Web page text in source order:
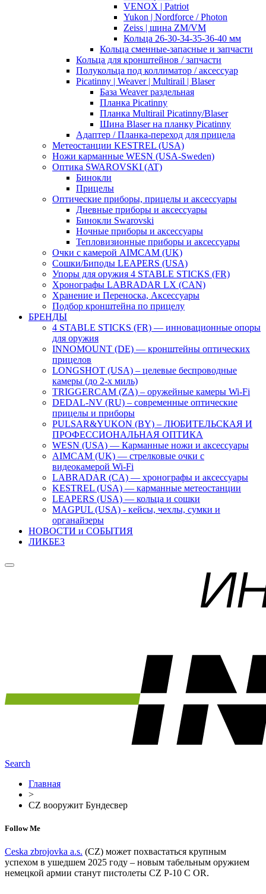
VENOX | Patriot
Yukon | Nordforce / Photon
Zeiss | шина ZM/VM
Кольца 26-30-34-35-36-40 мм
Кольца сменные-запасные и запчасти
Кольца для кронштейнов / запчасти
Полукольца под коллиматор / аксессуар
Picatinny | Weaver | Multirail | Blaser
База Weaver раздельная
Планка Picatinny
Планка Multirail Picatinny/Blaser
Шина Blaser на планку Picatinny
Адаптер / Планка-переход для прицела
Метеостанции KESTREL (USA)
Ножи карманные WESN (USA-Sweden)
Оптика SWAROVSKI (AT)
Бинокли
Прицелы
Оптические приборы, прицелы и аксессуары
Дневные приборы и аксессуары
Бинокли Swarovski
Ночные приборы и аксессуары
Тепловизионные приборы и аксессуары
Очки с камерой AIMCAM (UK)
Сошки/Биподы LEAPERS (USA)
Упоры для оружия 4 STABLE STICKS (FR)
Хронографы LABRADAR LX (CAN)
Хранение и Переноска, Аксессуары
Подбор кронштейна по прицелу
БРЕНДЫ
4 STABLE STICKS (FR) — инновационные опоры
для оружия
INNOMOUNT (DE) — кронштейны оптических
прицелов
LONGSHOT (USA) – целевые беспроводные
камеры (до 2-х миль)
TRIGGERCAM (ZA) – оружейные камеры Wi-Fi
DEDAL-NV (RU) – современные оптические
прицелы и приборы
PULSAR&YUKON (BY) – ЛЮБИТЕЛЬСКАЯ И
ПРОФЕССИОНАЛЬНАЯ ОПТИКА
WESN (USA) — Карманные ножи и аксессуары
AIMCAM (UK) — стрелковые очки с
видеокамерой Wi-Fi
LABRADAR (CA) — хронографы и аксессуары
KESTREL (USA) — карманные метеостанции
LEAPERS (USA) — кольца и сошки
MAGPUL (USA) - кейсы, чехлы, сумки и
органайзеры
НОВОСТИ и СОБЫТИЯ
ЛИКБЕЗ
Search
Главная
>
CZ вооружит Бундесвер
Follow Me
Ceska zbrojovka a.s. (CZ) может похвастаться крупным
успехом в ушедшем 2025 году – новым табельным оружием
немецкой армии станут пистолеты CZ P-10 C OR.